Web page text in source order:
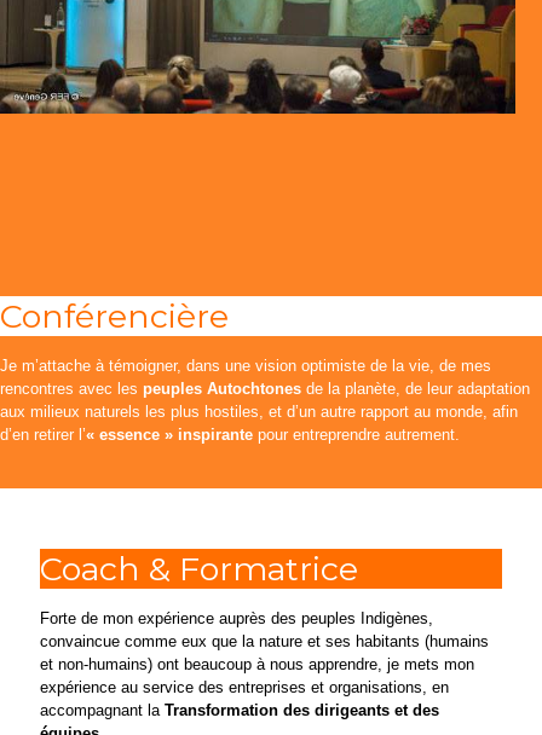
Conférencière
Je m’attache à témoigner, dans une vision optimiste de la vie, de mes
rencontres avec les peuples Autochtones de la planète, de leur adaptation
aux milieux naturels les plus hostiles, et d’un autre rapport au monde, afin
d’en retirer l’« essence » inspirante pour entreprendre autrement.
Coach & Formatrice
Forte de mon expérience auprès des peuples Indigènes,
convaincue comme eux que la nature et ses habitants (humains
et non-humains) ont beaucoup à nous apprendre, je mets mon
expérience au service des entreprises et organisations, en
accompagnant la Transformation des dirigeants et des